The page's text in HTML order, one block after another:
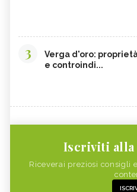
3
Verga d'oro:
e controindi...
Iscriviti
Riceverai preziosi consigli